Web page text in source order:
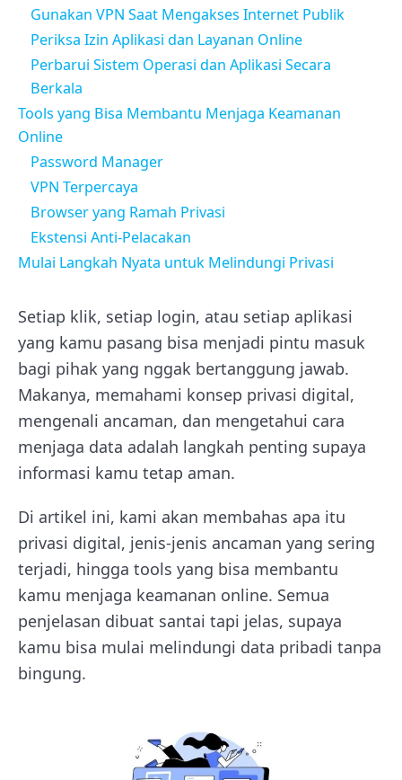
Gunakan VPN Saat Mengakses Internet Publik
Periksa Izin Aplikasi dan Layanan Online
Perbarui Sistem Operasi dan Aplikasi Secara
Berkala
Tools yang Bisa Membantu Menjaga Keamanan
Online
Password Manager
VPN Terpercaya
Browser yang Ramah Privasi
Ekstensi Anti-Pelacakan
Mulai Langkah Nyata untuk Melindungi Privasi
Setiap klik, setiap login, atau setiap aplikasi
yang kamu pasang bisa menjadi pintu masuk
bagi pihak yang nggak bertanggung jawab.
Makanya, memahami konsep privasi digital,
mengenali ancaman, dan mengetahui cara
menjaga data adalah langkah penting supaya
informasi kamu tetap aman.
Di artikel ini, kami akan membahas apa itu
privasi digital, jenis-jenis ancaman yang sering
terjadi, hingga tools yang bisa membantu
kamu menjaga keamanan online. Semua
penjelasan dibuat santai tapi jelas, supaya
kamu bisa mulai melindungi data pribadi tanpa
bingung.